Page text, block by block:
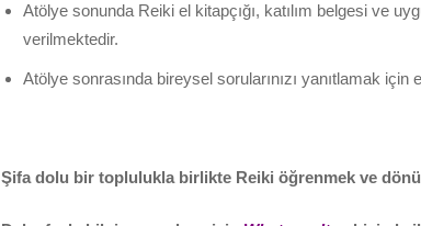
Atölye sonunda Reiki el kitapçığı, katılım belgesi ve
verilmektedir.
Atölye sonrasında bireysel sorularınızı yanıtlamak için
Şifa dolu bir toplulukla birlikte Reiki öğrenmek ve